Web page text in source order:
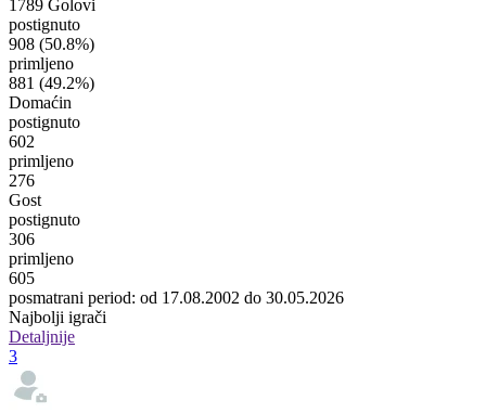
1789 Golovi
postignuto
908 (50.8%)
primljeno
881 (49.2%)
Domaćin
postignuto
602
primljeno
276
Gost
postignuto
306
primljeno
605
posmatrani period: od 17.08.2002 do 30.05.2026
Najbolji igrači
Detaljnije
3